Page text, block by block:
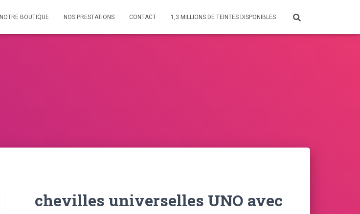
NOTRE BOUTIQUE NOS PRESTATIONS CONTACT 1,3 MILLIONS DE TEINTES DISPONIBLES
chevilles universelles UNO avec